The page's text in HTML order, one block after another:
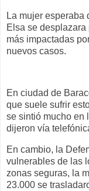
La mujer esperaba
Elsa se
más impactadas
nuevos casos.
En ciudad de
que suele sufrir
se sintió mucho en
dijeron vía
En cambio, la
vulnerables de las
zonas seguras, la
23.000 se